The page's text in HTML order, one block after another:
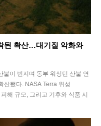
된 확산…대기질 악화와
이 번지며 동부 워싱턴 산불 연
산됐다. NASA Terra 위성
해 규모, 그리고 기후와 식품 시